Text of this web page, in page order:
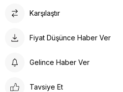
Karşılaştır
Fiyat Düşünce Haber Ver
Gelince Haber Ver
Tavsiye Et